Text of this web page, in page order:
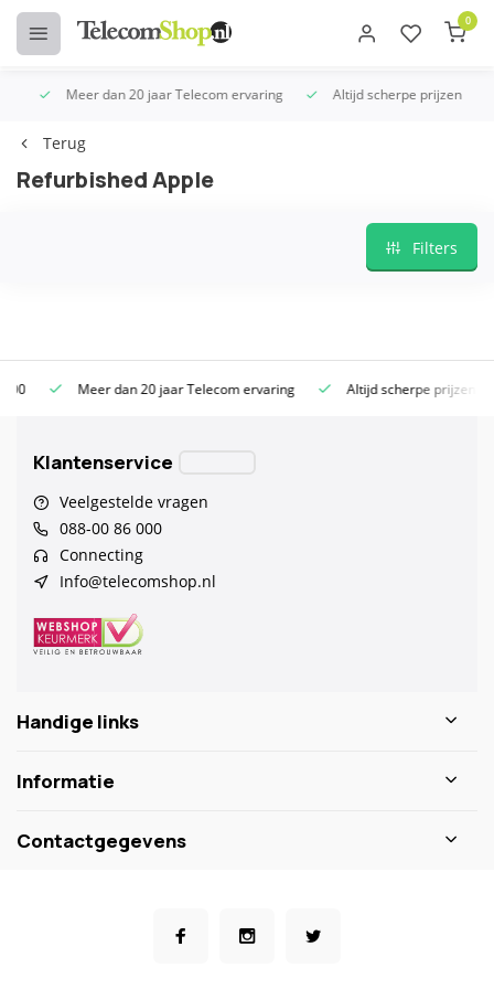
0
Meer dan 20 jaar Telecom ervaring Altijd scherpe prijzen
Terug
Refurbished Apple
Filters
Meer dan 20 jaar Telecom ervaring Altijd scherpe prijzen
Klantenservice
Veelgestelde vragen
088-00 86 000
Connecting
Info@telecomshop.nl
Handige links
Informatie
Contactgegevens